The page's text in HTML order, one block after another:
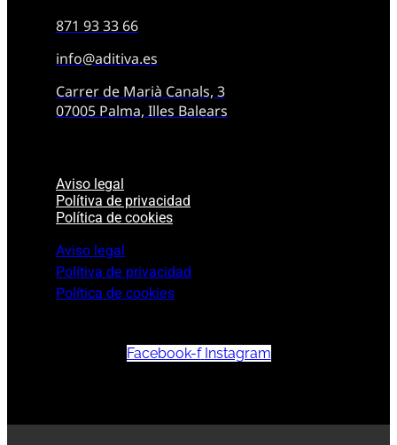
871 93 33 66
info@aditiva.es
Carrer de Marià Canals, 3
07005 Palma, Illes Balears
Aviso legal
Polítiva de privacidad
Política de cookies
Aviso legal
Polítiva de privacidad
Política de cookies
Facebook-f Instagram